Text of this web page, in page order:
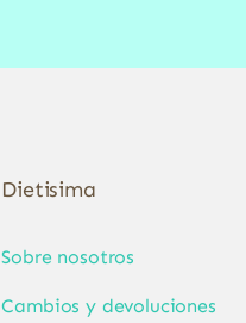
Dietisima
Sobre nosotros
Cambios y devoluciones